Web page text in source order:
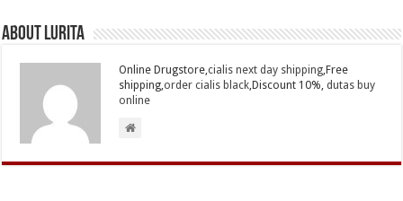
About Lurita
Online Drugstore,cialis next day shipping,Free
shipping,order cialis black,Discount 10%,dutas buy
online